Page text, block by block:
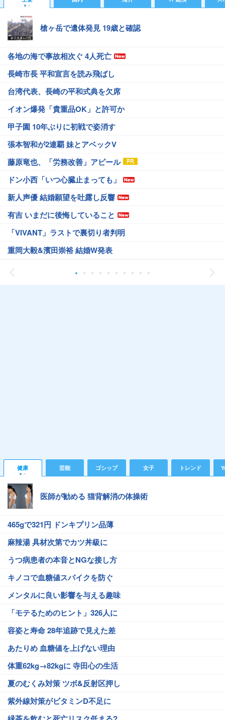
槍ヶ岳で遺体発見 19歳と確認
各地の海で事故相次ぐ 4人死亡
長崎市長 平和宣言を読み飛ばし
台湾代表、長崎の平和式典を欠席
イオン爆発「貴重品OK」と許可か
甲子園 10年ぶりに初戦で姿消す
張本智和が2連覇 妹とアベックV
藤原竜也、「労務改善」アピール
ドン小西「いつ心臓止まっても」
新人声優 結婚願望を吐露し反響
有吉 いまだに後悔していること
「VIVANT」ラストで裏切り者判明
重岡大毅&濱田崇裕 結婚W発表
健康 芸能 ゴシップ 女子 トレンド
医師が勧める 猫背解消の体操術
465gで321円 ドンキプリン品薄
麻辣湯 具材次第でカツ丼級に
うつ病患者の本音とNGな接し方
キノコで血糖値スパイクを防ぐ
メンタルに良い影響を与える趣味
「モテるためのヒント」326人に
容姿と寿命 28年追跡で見えた差
あたりめ 血糖値を上げない理由
体重62kg→82kgに 寺田心の生活
夏のむくみ対策 ツボ&反射区押し
紫外線対策がビタミンD不足に